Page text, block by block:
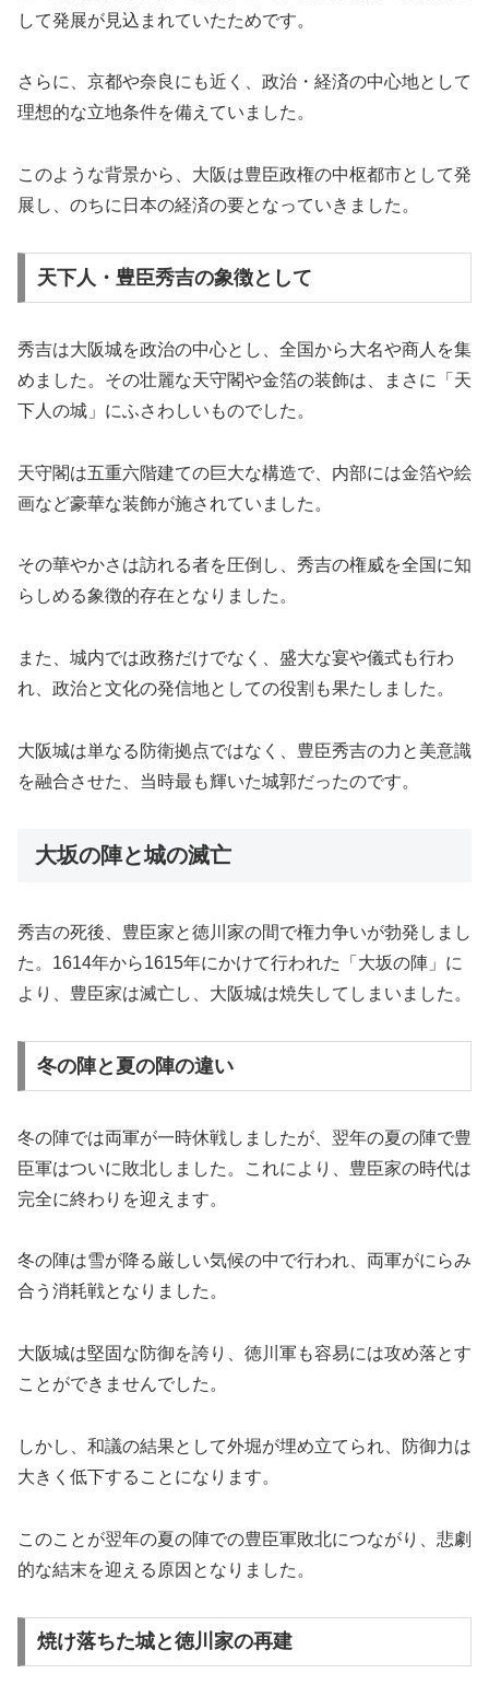
して発展が見込まれていたためです。
さらに、京都や奈良にも近く、政治・経済の中心地として
理想的な立地条件を備えていました。
このような背景から、大阪は豊臣政権の中枢都市として発
展し、のちに日本の経済の要となっていきました。
天下人・豊臣秀吉の象徴として
秀吉は大阪城を政治の中心とし、全国から大名や商人を集
めました。その壮麗な天守閣や金箔の装飾は、まさに「天
下人の城」にふさわしいものでした。
天守閣は五重六階建ての巨大な構造で、内部には金箔や絵
画など豪華な装飾が施されていました。
その華やかさは訪れる者を圧倒し、秀吉の権威を全国に知
らしめる象徴的存在となりました。
また、城内では政務だけでなく、盛大な宴や儀式も行わ
れ、政治と文化の発信地としての役割も果たしました。
大阪城は単なる防衛拠点ではなく、豊臣秀吉の力と美意識
を融合させた、当時最も輝いた城郭だったのです。
大坂の陣と城の滅亡
秀吉の死後、豊臣家と徳川家の間で権力争いが勃発しまし
た。1614年から1615年にかけて行われた「大坂の陣」に
より、豊臣家は滅亡し、大阪城は焼失してしまいました。
冬の陣と夏の陣の違い
冬の陣では両軍が一時休戦しましたが、翌年の夏の陣で豊
臣軍はついに敗北しました。これにより、豊臣家の時代は
完全に終わりを迎えます。
冬の陣は雪が降る厳しい気候の中で行われ、両軍がにらみ
合う消耗戦となりました。
大阪城は堅固な防御を誇り、徳川軍も容易には攻め落とす
ことができませんでした。
しかし、和議の結果として外堀が埋め立てられ、防御力は
大きく低下することになります。
このことが翌年の夏の陣での豊臣軍敗北につながり、悲劇
的な結末を迎える原因となりました。
焼け落ちた城と徳川家の再建